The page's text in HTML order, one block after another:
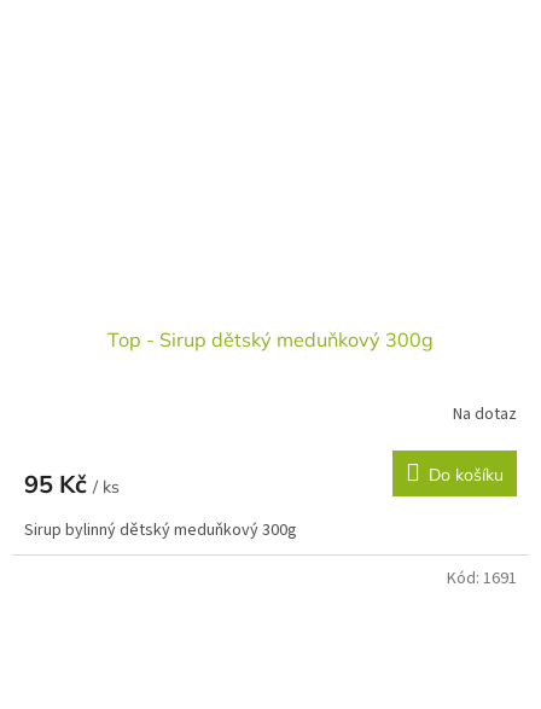
Top - Sirup dětský meduňkový 300g
Na dotaz
95 Kč / ks
Do košíku
Sirup bylinný dětský meduňkový 300g
Kód: 1691